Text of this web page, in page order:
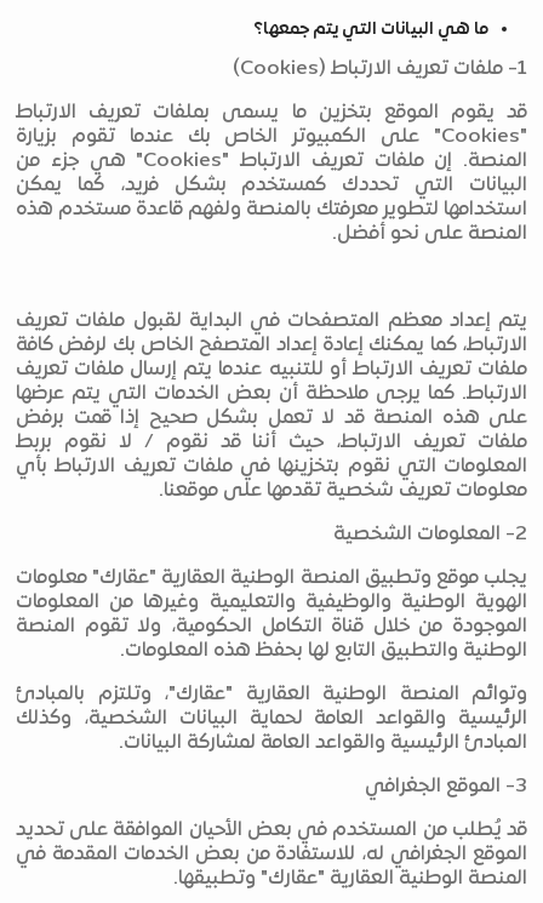
ما هي البيانات التي يتم جمعها؟
1- ملفات تعريف الارتباط (Cookies)
قد يقوم الموقع بتخزين ما يسمى بملفات تعريف الارتباط
"Cookies" على الكمبيوتر الخاص بك عندما تقوم بزيارة
المنصة. إن ملفات تعريف الارتباط "Cookies" هي جزء من
البيانات التي تحددك كمستخدم بشكل فريد، كما يمكن
استخدامها لتطوير معرفتك بالمنصة ولفهم قاعدة مستخدم هذه
المنصة على نحو أفضل.
يتم إعداد معظم المتصفحات في البداية لقبول ملفات تعريف
الارتباط، كما يمكنك إعادة إعداد المتصفح الخاص بك لرفض كافة
ملفات تعريف الارتباط أو للتنبيه عندما يتم إرسال ملفات تعريف
الارتباط. كما يرجى ملاحظة أن بعض الخدمات التي يتم عرضها
على هذه المنصة قد لا تعمل بشكل صحيح إذا قمت برفض
ملفات تعريف الارتباط، حيث أننا قد نقوم / لا نقوم بربط
المعلومات التي نقوم بتخزينها في ملفات تعريف الارتباط بأي
معلومات تعريف شخصية تقدمها على موقعنا.
2- المعلومات الشخصية
يجلب موقع وتطبيق المنصة الوطنية العقارية "عقارك" معلومات
الهوية الوطنية والوظيفية والتعليمية وغيرها من المعلومات
الموجودة من خلال قناة التكامل الحكومية، ولا تقوم المنصة
الوطنية والتطبيق التابع لها بحفظ هذه المعلومات.
وتوائم المنصة الوطنية العقارية "عقارك"، وتلتزم بالمبادئ
الرئيسية والقواعد العامة لحماية البيانات الشخصية، وكذلك
المبادئ الرئيسية والقواعد العامة لمشاركة البيانات.
3- الموقع الجغرافي
قد يُطلب من المستخدم في بعض الأحيان الموافقة على تحديد
الموقع الجغرافي له، للاستفادة من بعض الخدمات المقدمة في
المنصة الوطنية العقارية "عقارك" وتطبيقها.